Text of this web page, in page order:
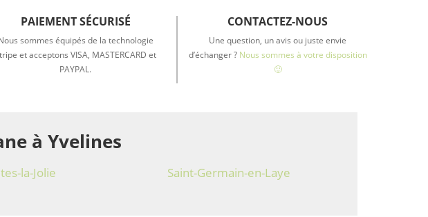
PAIEMENT SÉCURISÉ
sommes équipés de la technologie
et acceptons VISA, MASTERCARD et
PAYPAL.
CONTACTEZ-NOUS
Une question, un avis ou juste envie
d’échanger ? Nous sommes à votre disposition
🙂
à Yvelines
la-Jolie
Saint-Germain-en-Laye